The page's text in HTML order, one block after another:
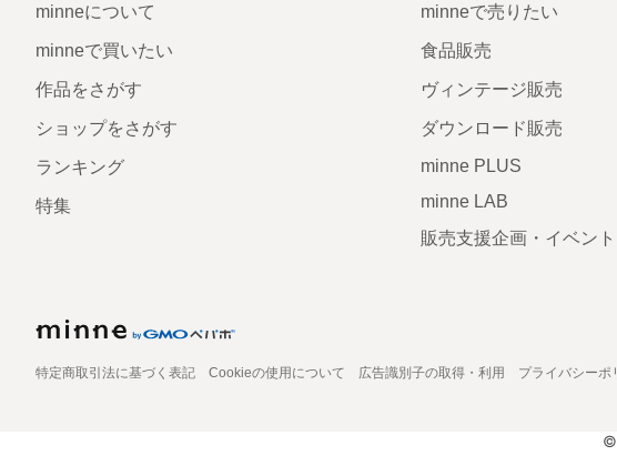
minneについて
minneで買いたい
作品をさがす
ショップをさがす
ランキング
特集
minneで売りたい
食品販売
ヴィンテージ販売
ダウンロード販売
minne PLUS
minne LAB
販売支援企画・イベント
特定商取引法に基づく表記 Cookieの使用について 広告識別子の取得・利用 プライバシーポ